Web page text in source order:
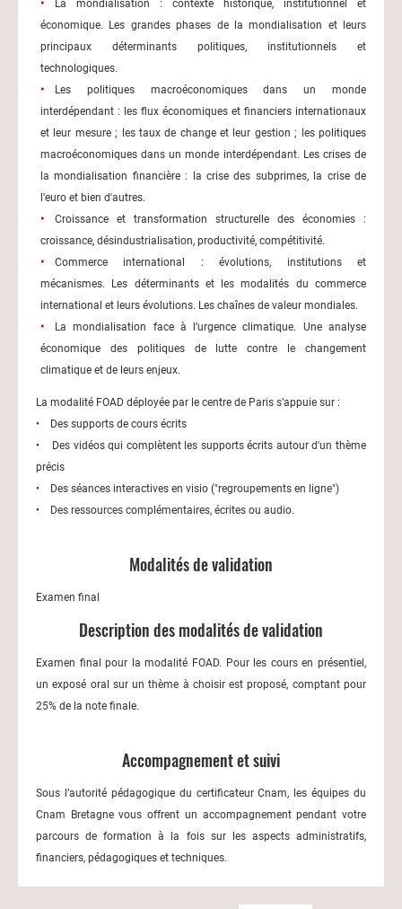
La mondialisation : contexte historique, institutionnel et
économique. Les grandes phases de la mondialisation et leurs
principaux déterminants politiques, institutionnels et
technologiques.
Les politiques macroéconomiques dans un monde
interdépendant : les flux économiques et financiers internationaux
et leur mesure ; les taux de change et leur gestion ; les politiques
macroéconomiques dans un monde interdépendant. Les crises de
la mondialisation financière : la crise des subprimes, la crise de
l'euro et bien d'autres.
Croissance et transformation structurelle des économies :
croissance, désindustrialisation, productivité, compétitivité.
Commerce international : évolutions, institutions et
mécanismes. Les déterminants et les modalités du commerce
international et leurs évolutions. Les chaînes de valeur mondiales.
La mondialisation face à l’urgence climatique. Une analyse
économique des politiques de lutte contre le changement
climatique et de leurs enjeux.
La modalité FOAD déployée par le centre de Paris s’appuie sur :
• Des supports de cours écrits
• Des vidéos qui complètent les supports écrits autour d'un thème
précis
• Des séances interactives en visio ("regroupements en ligne")
• Des ressources complémentaires, écrites ou audio.
Modalités de validation
Examen final
Description des modalités de validation
Examen final pour la modalité FOAD. Pour les cours en présentiel,
un exposé oral sur un thème à choisir est proposé, comptant pour
25% de la note finale.
Accompagnement et suivi
Sous l’autorité pédagogique du certificateur Cnam, les équipes du
Cnam Bretagne vous offrent un accompagnement pendant votre
parcours de formation à la fois sur les aspects administratifs,
financiers, pédagogiques et techniques.